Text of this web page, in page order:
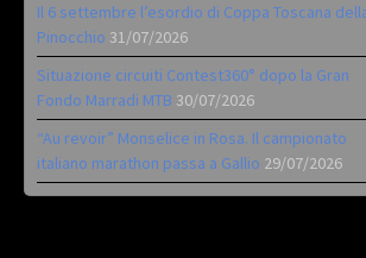
Il 6 settembre l’esordio di Coppa Toscana
Pinocchio 31/07/2026
Situazione circuiti Contest360° dopo la Gran
Fondo Marradi MTB 30/07/2026
“Au revoir” Monselice in Rosa. Il campionato
italiano marathon passa a Gallio 29/07/2026